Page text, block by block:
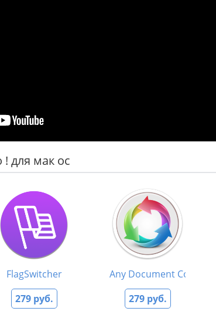
для мак ос
FlagSwitcher
279 руб.
Any Document Converter
279 руб.